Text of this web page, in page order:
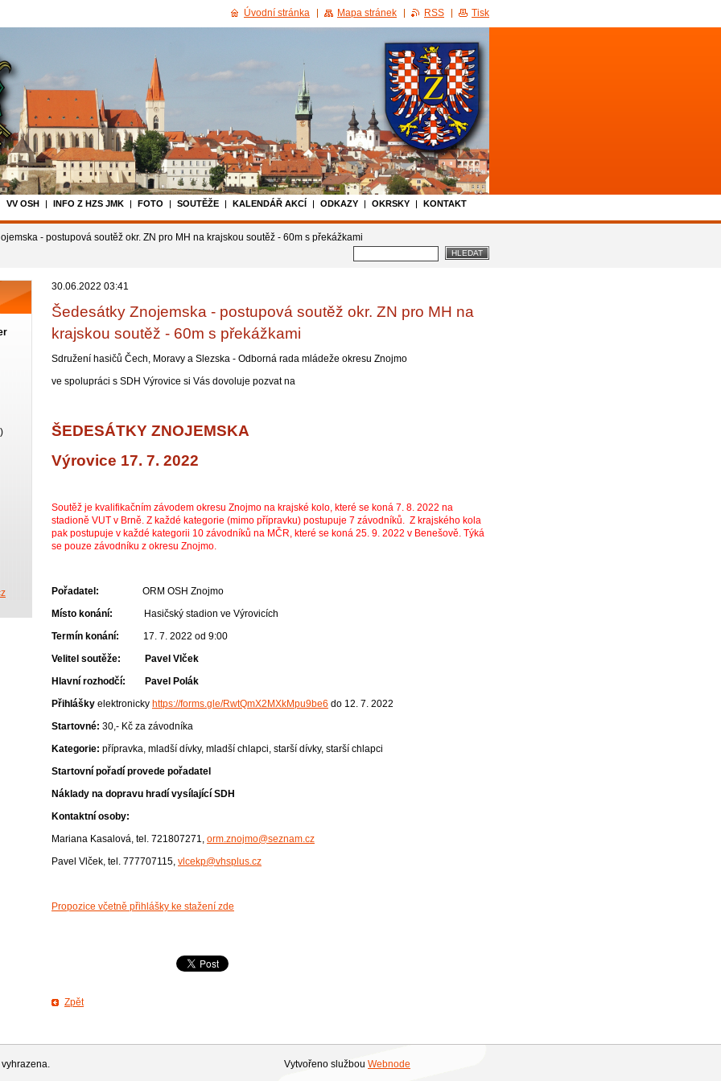
VV OSH INFO Z HZS JMK FOTO SOUTĚŽE KALENDÁŘ AKCÍ ODKAZY OKRSKY KONTAKT
- postupová soutěž okr. ZN pro MH na krajskou soutěž - 60m s překážkami
30.06.2022 03:41
Šedesátky Znojemska - postupová soutěž okr. ZN pro MH na
krajskou soutěž - 60m s překážkami
Sdružení hasičů Čech, Moravy a Slezska - Odborná rada mládeže okresu Znojmo
ve spolupráci s SDH Výrovice si Vás dovoluje pozvat na
ŠEDESÁTKY ZNOJEMSKA
Výrovice 17. 7. 2022
Soutěž je kvalifikačním závodem okresu Znojmo na krajské kolo, které se koná 7. 8. 2022 na
stadioně VUT v Brně. Z každé kategorie (mimo přípravku) postupuje 7 závodníků. Z krajského kola
pak postupuje v každé kategorii 10 závodníků na MČR, které se koná 25. 9. 2022 v Benešově. Týká
se pouze závodníku z okresu Znojmo.
Pořadatel: ORM OSH Znojmo
Místo konání: Hasičský stadion ve Výrovicích
Termín konání: 17. 7. 2022 od 9:00
Velitel soutěže: Pavel Vlček
Hlavní rozhodčí: Pavel Polák
Přihlášky elektronicky https://forms.gle/RwtQmX2MXkMpu9be6 do 12. 7. 2022
Startovné: 30,- Kč za závodníka
Kategorie: přípravka, mladší dívky, mladší chlapci, starší dívky, starší chlapci
Startovní pořadí provede pořadatel
Náklady na dopravu hradí vysílající SDH
Kontaktní osoby:
Mariana Kasalová, tel. 721807271, orm.znojmo@seznam.cz
Pavel Vlček, tel. 777707115, vlcekp@vhsplus.cz
Propozice včetně přihlášky ke stažení zde
Zpět
Úvodní stránka Mapa stránek RSS Tisk
Vytvořeno službou Webnode